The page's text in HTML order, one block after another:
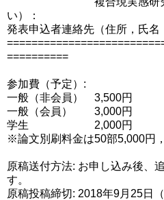
い）：
発表申込者連絡先（住所，氏名
==========
参加費（予定）:
一般（非会員） 3,500円
一般（会員） 3,000円
学生 2,000円
※論文別刷料金は50部5,000円
原稿送付方法: お申し込み後、
す。
原稿投稿締切: 2018年9月25日（